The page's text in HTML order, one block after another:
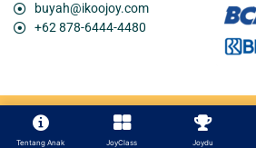
buyah@ikoojoy.com
+62 878-6444-4480
Copyright 2026 Ikoojoy member of
Tentang Anak
JoyClass Joydu